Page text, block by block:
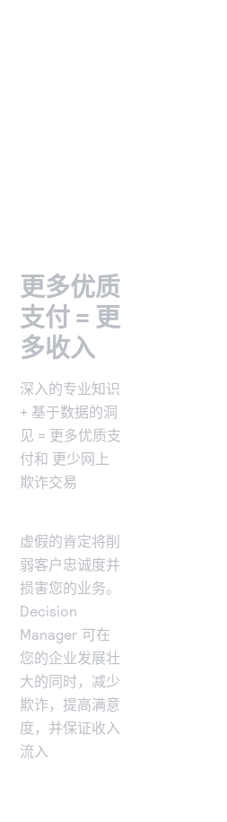
更多优质
支付 = 更
多收入
深入的专业知识
+ 基于数据的洞
见 = 更多优质支
付和 更少网上
欺诈交易
虚假的肯定将削
弱客户忠诚度并
损害您的业务。
Decision
Manager 可在
您的企业发展壮
大的同时，减少
欺诈，提高满意
度，并保证收入
流入